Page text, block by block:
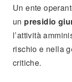
Un ente
un presidio
l’attività
rischio e nella
critiche.